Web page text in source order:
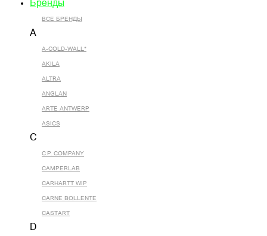
Бренды
ВСЕ БРЕНДЫ
A
A-COLD-WALL*
AKILA
ALTRA
ANGLAN
ARTE ANTWERP
ASICS
C
C.P. COMPANY
CAMPERLAB
CARHARTT WIP
CARNE BOLLENTE
CASTART
D